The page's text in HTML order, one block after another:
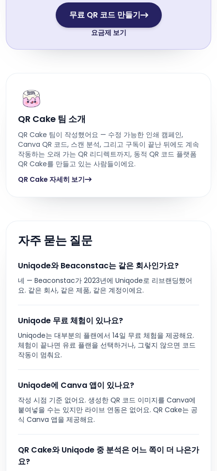
무료 QR 코드 만들기
요금제 보기
QR Cake 팀 소개
QR Cake 팀이 작성했어요 — 수정 가능한 인쇄 캠페인,
Canva QR 코드, 스캔 분석, 그리고 구독이 끝난 뒤에도 계속
작동하는 오래 가는 QR 리디렉트까지, 동적 QR 코드 플랫폼
QR Cake를 만들고 있는 사람들이에요.
QR Cake 자세히 보기
자주 묻는 질문
Uniqode와 Beaconstac는 같은 회사인가요?
네 — Beaconstac가 2023년에 Uniqode로 리브랜딩했어
요. 같은 회사, 같은 제품, 같은 계정이에요.
Uniqode 무료 체험이 있나요?
Uniqode는 대부분의 플랜에서 14일 무료 체험을 제공해요.
체험이 끝나면 유료 플랜을 선택하거나, 그렇지 않으면 코드
작동이 멈춰요.
Uniqode에 Canva 앱이 있나요?
작성 시점 기준 없어요. 생성한 QR 코드 이미지를 Canva에
붙여넣을 수는 있지만 라이브 연동은 없어요. QR Cake는 공
식 Canva 앱을 제공해요.
QR Cake와 Uniqode 중 분석은 어느 쪽이 더 나은가
요?